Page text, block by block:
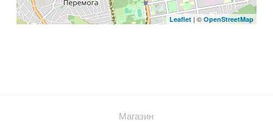
Leaflet| © OpenStreetMap
Магазин